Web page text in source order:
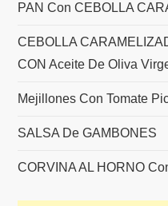
PAN Con CEBOLLA
CEBOLLA
CON Aceite De Oliva
Mejillones Con Tomate
SALSA De GAMBONES
CORVINA AL HORNO